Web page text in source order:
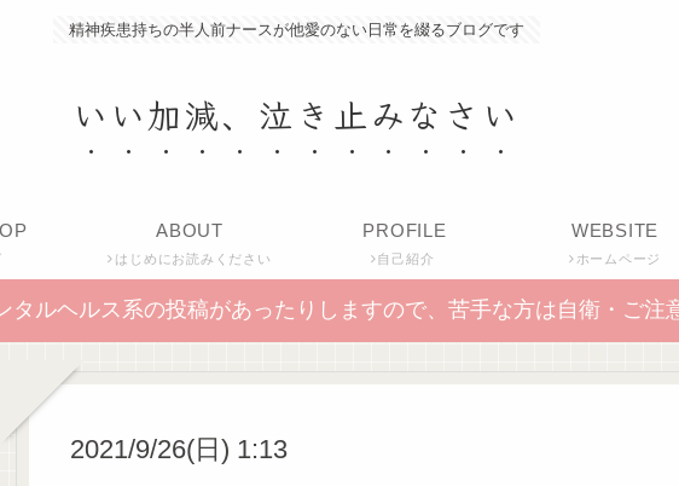
精神疾患持ちの半人前ナースが他愛のない日常を綴るブログです
いい加減、泣き止みなさい
ABOUT
はじめにお読みください
PROFILE
自己紹介
WEBSITE
ホームページ
タルヘルス系の投稿があったりしますので、苦手な方は自衛・ご注
2021/9/26(日) 1:13